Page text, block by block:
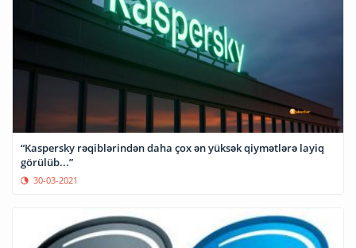
“Kaspersky rəqiblərindən daha çox ən yüksək qiymətlərə layiq
görülüb...”
30-03-2021